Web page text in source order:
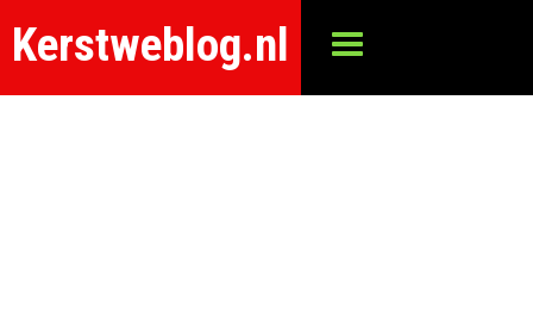
Kerstweblog.nl